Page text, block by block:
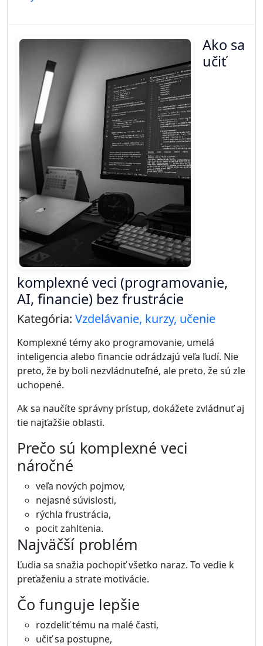
Ako sa
učiť
komplexné veci (programovanie,
AI, financie) bez frustrácie
Kategória: Vzdelávanie, kurzy, učenie
Komplexné témy ako programovanie, umelá
inteligencia alebo financie odrádzajú veľa ľudí. Nie
preto, že by boli nezvládnuteľné, ale preto, že sú zle
uchopené.
Ak sa naučíte správny prístup, dokážete zvládnuť aj
tie najťažšie oblasti.
Prečo sú komplexné veci
náročné
veľa nových pojmov,
nejasné súvislosti,
rýchla frustrácia,
pocit zahltenia.
Najväčší problém
Ľudia sa snažia pochopiť všetko naraz. To vedie k
preťaženiu a strate motivácie.
Čo funguje lepšie
rozdeliť tému na malé časti,
učiť sa postupne,